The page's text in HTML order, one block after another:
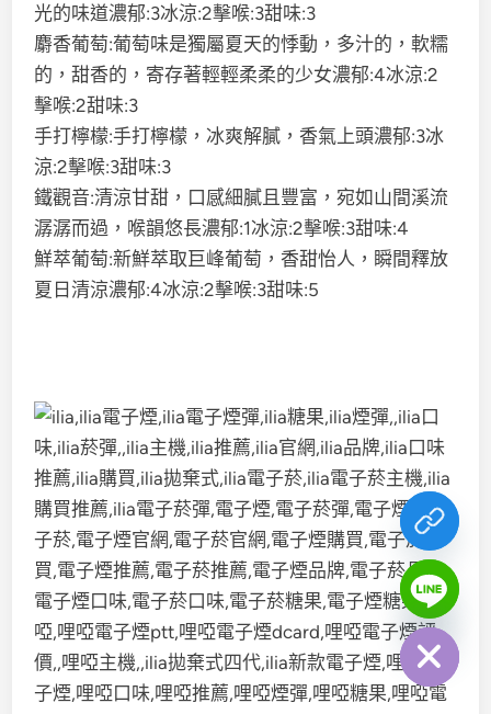
光的味道濃郁:3冰涼:2擊喉:3甜味:3
麝香葡萄:葡萄味是獨屬夏天的悸動，多汁的，軟糯
的，甜香的，寄存著輕輕柔柔的少女濃郁:4冰涼:2
擊喉:2甜味:3
手打檸檬:手打檸檬，冰爽解膩，香氣上頭濃郁:3冰
涼:2擊喉:3甜味:3
鐵觀音:清涼甘甜，口感細膩且豐富，宛如山間溪流
潺潺而過，喉韻悠長濃郁:1冰涼:2擊喉:3甜味:4
鮮萃葡萄:新鮮萃取巨峰葡萄，香甜怡人，瞬間釋放
夏日清涼濃郁:4冰涼:2擊喉:3甜味:5
Hide
chaty